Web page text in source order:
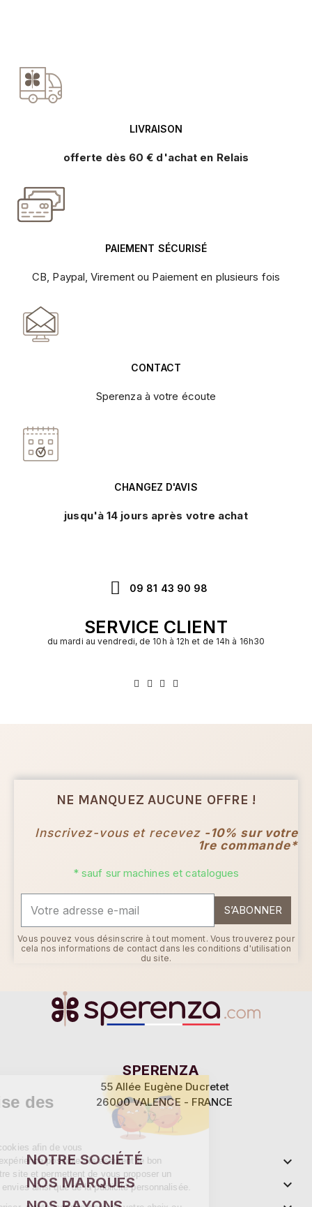
LIVRAISON
offerte dès 60 € d'achat en Relais
PAIEMENT SÉCURISÉ
CB, Paypal, Virement ou Paiement en plusieurs fois
CONTACT
Sperenza à votre écoute
CHANGEZ D'AVIS
jusqu'à 14 jours après votre achat
09 81 43 90 98
SERVICE CLIENT
du mardi au vendredi, de 10h à 12h et de 14h à 16h30
NE MANQUEZ AUCUNE OFFRE !
Inscrivez-vous et recevez -10% sur votre
1re commande*
* sauf sur machines et catalogues
S’ABONNER
Vous pouvez vous désinscrire à tout moment. Vous trouverez pour
cela nos informations de contact dans les conditions d'utilisation
du site.
SPERENZA
55 Allée Eugène Ducretet
26000 VALENCE - FRANCE
NOTRE SOCIÉTÉ

NOS MARQUES

Ce site utilise des
Sperenza utilise des cookies afin de vous
proposer la meilleure expérience possible. Ils assurent le bon
fonctionnement de notre site et permettent de vous proposer un
contenu adapté à vos envies ainsi que de la publicité personnalisée.